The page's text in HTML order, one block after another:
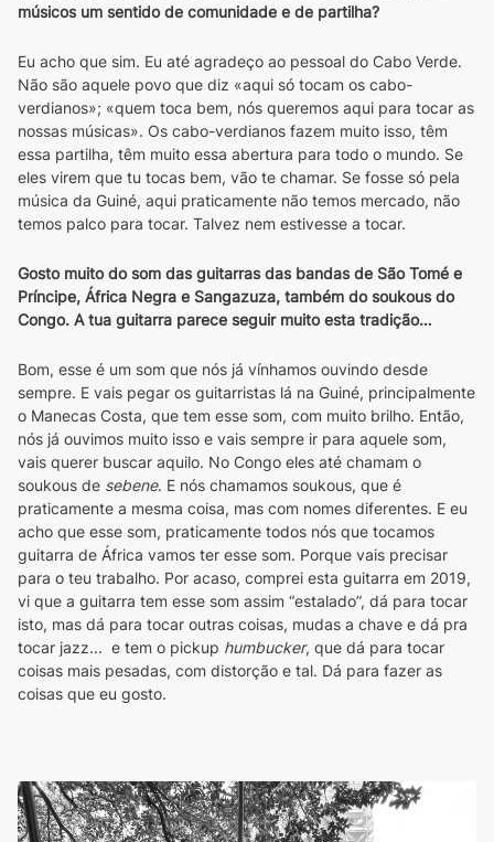
músicos um sentido de comunidade e de partilha?
Eu acho que sim. Eu até agradeço ao pessoal do Cabo Verde.
Não são aquele povo que diz «aqui só tocam os cabo-
verdianos»; «quem toca bem, nós queremos aqui para tocar as
nossas músicas». Os cabo-verdianos fazem muito isso, têm
essa partilha, têm muito essa abertura para todo o mundo. Se
eles virem que tu tocas bem, vão te chamar. Se fosse só pela
música da Guiné, aqui praticamente não temos mercado, não
temos palco para tocar. Talvez nem estivesse a tocar.
Gosto muito do som das guitarras das bandas de São Tomé e
Príncipe, África Negra e Sangazuza, também do soukous do
Congo. A tua guitarra parece seguir muito esta tradição…
Bom, esse é um som que nós já vínhamos ouvindo desde
sempre. E vais pegar os guitarristas lá na Guiné, principalmente
o Manecas Costa, que tem esse som, com muito brilho. Então,
nós já ouvimos muito isso e vais sempre ir para aquele som,
vais querer buscar aquilo. No Congo eles até chamam o
soukous de sebene. E nós chamamos soukous, que é
praticamente a mesma coisa, mas com nomes diferentes. E eu
acho que esse som, praticamente todos nós que tocamos
guitarra de África vamos ter esse som. Porque vais precisar
para o teu trabalho. Por acaso, comprei esta guitarra em 2019,
vi que a guitarra tem esse som assim “estalado”, dá para tocar
isto, mas dá para tocar outras coisas, mudas a chave e dá pra
tocar jazz...  e tem o pickup humbucker, que dá para tocar
coisas mais pesadas, com distorção e tal. Dá para fazer as
coisas que eu gosto.